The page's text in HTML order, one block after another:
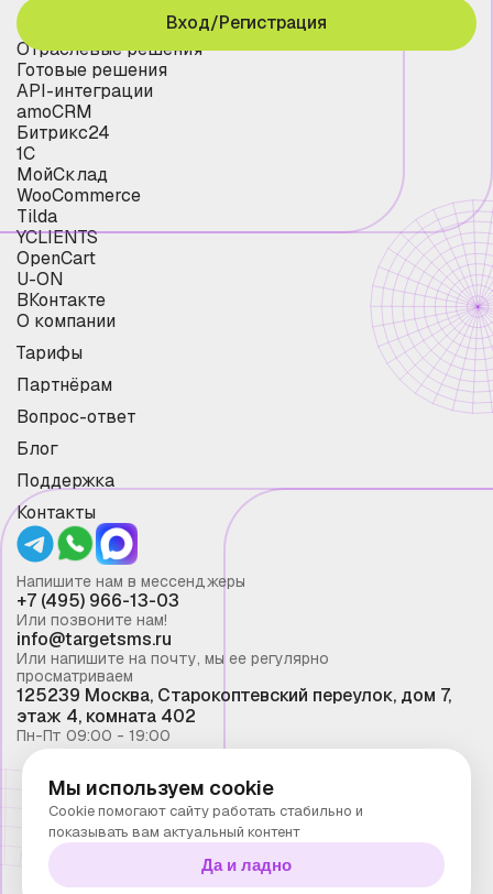
Отраслевые решения
Готовые решения
API-интеграции
amoCRM
Битрикс24
1С
МойСклад
WooCommerce
Tilda
YCLIENTS
OpenCart
U-ON
ВКонтакте
О компании
Тарифы
Партнёрам
Вопрос-ответ
Блог
Поддержка
Контакты
Вход/Регистрация
Напишите нам в мессенджеры
+7 (495) 966-13-03
Или позвоните нам!
info@targetsms.ru
Или напишите на почту, мы ее регулярно
просматриваем
125239 Москва, Старокоптевский переулок, дом 7,
этаж 4, комната 402
Пн-Пт 09:00 - 19:00
Смс рассылка 2026 ©
Запрещено копирование материалов сайта без
письменного разрешения ООО "Таргет Телеком"
Политика конфиденциальности
Мы используем cookie
Cookie помогают сайту работать стабильно и
показывать вам актуальный контент
Да и ладно